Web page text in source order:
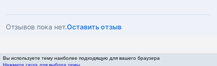
Отзывов пока нет.Оставить отзыв
Вы используете тему наиболее подходящую для вашего браузера
Нажмите сюда для выбора темы